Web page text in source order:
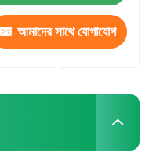
আমাদের সাথে যোগাযোগ